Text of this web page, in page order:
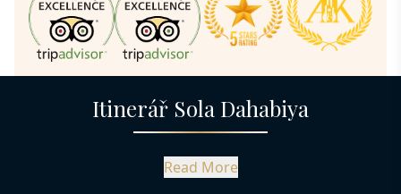
Itinerář Sola Dahabiya
Read More